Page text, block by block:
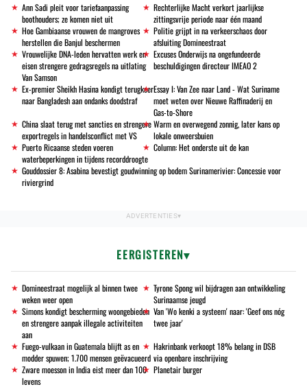
Ann Sadi pleit voor tariefaanpassing
boothouders; ze komen niet uit
Rechterlijke Macht verkort jaarlijkse
zittingsvrije periode naar één maand
Hoe Gambiaanse vrouwen de mangroves
herstellen die Banjul beschermen
Politie grijpt in na verkeerschaos door
afsluiting Domineestraat
Vrouwelijke DNA-leden hervatten werk en
eisen strengere gedragsregels na uitlating
Van Samson
Excuses Onderwijs na ongefundeerde
beschuldigingen directeur IMEAO 2
Ex-premier Sheikh Hasina kondigt terugkeer
naar Bangladesh aan ondanks doodstraf
Essay I: Van Zee naar Land - Wat Suriname
moet weten over Nieuwe Raffinaderij en
Gas-to-Shore
China slaat terug met sancties en strengere
exportregels in handelsconflict met VS
Warm en overwegend zonnig, later kans op
lokale onweersbuien
Puerto Ricaanse steden voeren
waterbeperkingen in tijdens recorddroogte
Column: Het onderste uit de kan
Gouddossier 8: Asabina bevestigt goudwinning op bodem Surinamerivier: Concessie voor
riviergrind
EERGISTEREN
Domineestraat mogelijk al binnen twee
weken weer open
Tyrone Spong wil bijdragen aan ontwikkeling
Surinaamse jeugd
Simons kondigt bescherming woongebieden
en strengere aanpak illegale activiteiten
aan
Van 'Wo kenki a systeem' naar: 'Geef ons nóg
twee jaar'
Fuego-vulkaan in Guatemala blijft as en
modder spuwen; 1.700 mensen geëvacueerd
Hakrinbank verkoopt 18% belang in DSB
via openbare inschrijving
Zware moesson in India eist meer dan 100
levens
Planetair burger